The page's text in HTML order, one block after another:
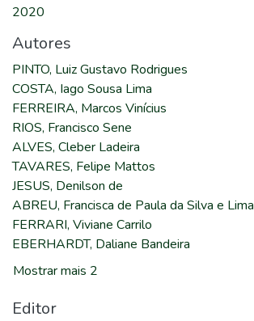
2020
Autores
PINTO, Luiz Gustavo Rodrigues
COSTA, Iago Sousa Lima
FERREIRA, Marcos Vinícius
RIOS, Francisco Sene
ALVES, Cleber Ladeira
TAVARES, Felipe Mattos
JESUS, Denilson de
ABREU, Francisca de Paula da Silva e Lima
FERRARI, Viviane Carrilo
EBERHARDT, Daliane Bandeira
Mostrar mais 2
Editor